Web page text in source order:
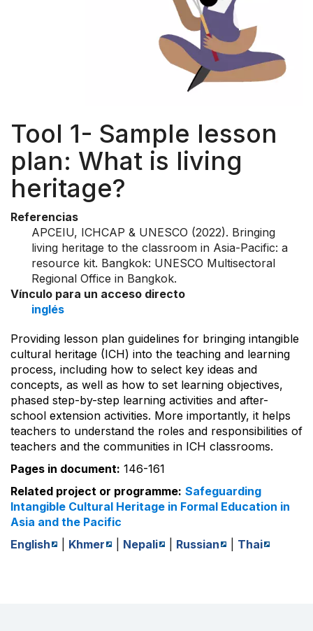
Tool 1- Sample lesson
plan: What is living
heritage?
Referencias
APCEIU, ICHCAP & UNESCO (2022). Bringing
living heritage to the classroom in Asia-Pacific: a
resource kit. Bangkok: UNESCO Multisectoral
Regional Office in Bangkok.
Vínculo para un acceso directo
inglés
Providing lesson plan guidelines for bringing intangible
cultural heritage (ICH) into the teaching and learning
process, including how to select key ideas and
concepts, as well as how to set learning objectives,
phased step-by-step learning activities and after-
school extension activities. More importantly, it helps
teachers to understand the roles and responsibilities of
teachers and the communities in ICH classrooms.
Pages in document: 146-161
Related project or programme: Safeguarding
Intangible Cultural Heritage in Formal Education in
Asia and the Pacific
English
Khmer Nepali Russian Thai